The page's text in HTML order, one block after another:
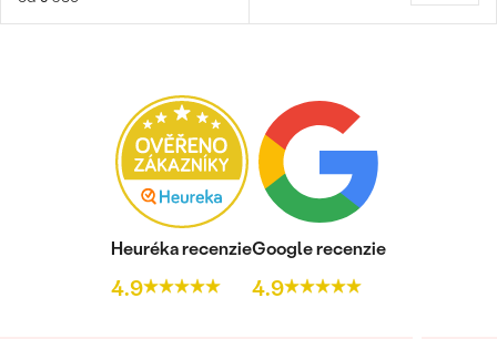
Bestsellery
OBJAVIŤ
Heuréka recenzie
4.9
Google recenzie
4.9